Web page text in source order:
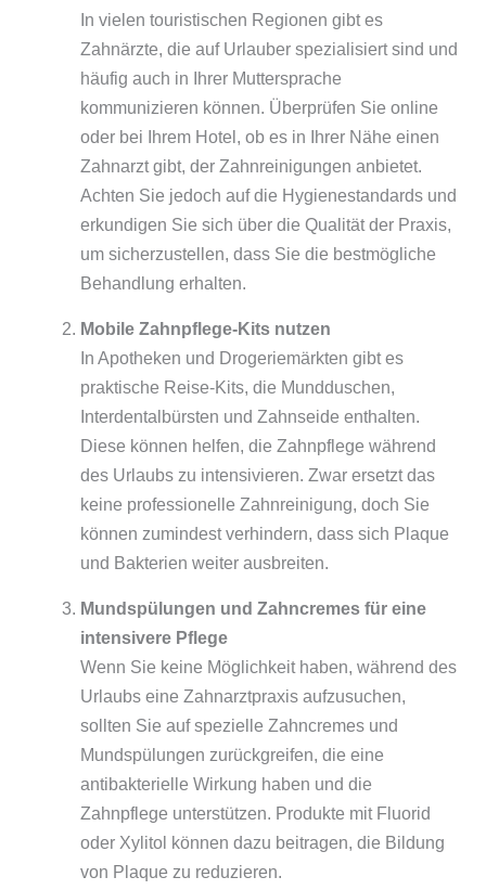
In vielen touristischen Regionen gibt es
Zahnärzte, die auf Urlauber spezialisiert sind und
häufig auch in Ihrer Muttersprache
kommunizieren können. Überprüfen Sie online
oder bei Ihrem Hotel, ob es in Ihrer Nähe einen
Zahnarzt gibt, der Zahnreinigungen anbietet.
Achten Sie jedoch auf die Hygienestandards und
erkundigen Sie sich über die Qualität der Praxis,
um sicherzustellen, dass Sie die bestmögliche
Behandlung erhalten.
Mobile Zahnpflege-Kits nutzen
In Apotheken und Drogeriemärkten gibt es
praktische Reise-Kits, die Mundduschen,
Interdentalbürsten und Zahnseide enthalten.
Diese können helfen, die Zahnpflege während
des Urlaubs zu intensivieren. Zwar ersetzt das
keine professionelle Zahnreinigung, doch Sie
können zumindest verhindern, dass sich Plaque
und Bakterien weiter ausbreiten.
Mundspülungen und Zahncremes für eine
intensivere Pflege
Wenn Sie keine Möglichkeit haben, während des
Urlaubs eine Zahnarztpraxis aufzusuchen,
sollten Sie auf spezielle Zahncremes und
Mundspülungen zurückgreifen, die eine
antibakterielle Wirkung haben und die
Zahnpflege unterstützen. Produkte mit Fluorid
oder Xylitol können dazu beitragen, die Bildung
von Plaque zu reduzieren.